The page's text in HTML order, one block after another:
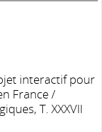
interactif pour
France/
T. XXXVII